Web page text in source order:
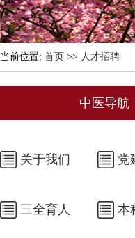
当前位置: 首页 >> 人才招聘
中医导航
关于我们 党
三全育人 本